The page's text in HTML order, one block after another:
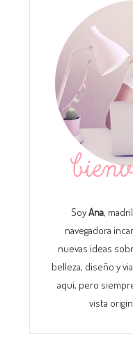
SoyAna,
navegadora
nuevas ideas
belleza, diseño y
aquí, pero
vista